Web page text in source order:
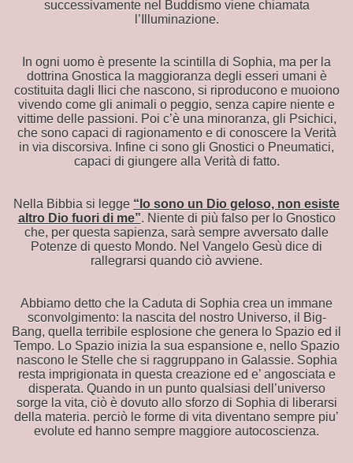
successivamente nel Buddismo viene chiamata
l’Illuminazione.
In ogni uomo è presente la scintilla di Sophia, ma per la
dottrina Gnostica la maggioranza degli esseri umani è
costituita dagli Ilici che nascono, si riproducono e muoiono
vivendo come gli animali o peggio, senza capire niente e
vittime delle passioni. Poi c’è una minoranza, gli Psichici,
che sono capaci di ragionamento e di conoscere la Verità
in via discorsiva. Infine ci sono gli Gnostici o Pneumatici,
capaci di giungere alla Verità di fatto.
Nella Bibbia si legge “Io sono un Dio geloso, non esiste
altro Dio fuori di me”. Niente di più falso per lo Gnostico
che, per questa sapienza, sarà sempre avversato dalle
Potenze di questo Mondo. Nel Vangelo Gesù dice di
rallegrarsi quando ciò avviene.
Abbiamo detto che la Caduta di Sophia crea un immane
sconvolgimento: la nascita del nostro Universo, il Big-
Bang, quella terribile esplosione che genera lo Spazio ed il
Tempo. Lo Spazio inizia la sua espansione e, nello Spazio
nascono le Stelle che si raggruppano in Galassie. Sophia
resta imprigionata in questa creazione ed e’ angosciata e
disperata. Quando in un punto qualsiasi dell’universo
sorge la vita, ciò è dovuto allo sforzo di Sophia di liberarsi
della materia. perciò le forme di vita diventano sempre piu’
evolute ed hanno sempre maggiore autocoscienza.